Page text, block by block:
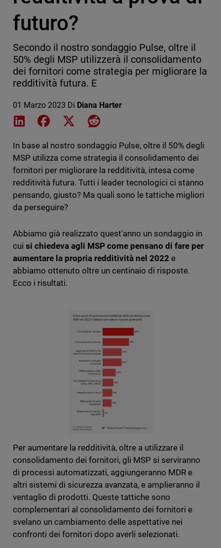
futuro?
Secondo il nostro sondaggio Pulse, oltre il
50% degli MSP utilizzerà il consolidamento
dei fornitori come strategia per migliorare la
redditività futura. E
01 Marzo 2023 Di Diana Harter
Share on LinkedIn
Share on Facebook
Share on XShare on Reddit
In base al nostro sondaggio Pulse, oltre il 50% degli
MSP utilizza come strategia il consolidamento dei
fornitori per migliorare la redditività, intesa come
redditività futura. Tutti i leader tecnologici ci stanno
pensando, giusto? Ma quali sono le tattiche migliori
da perseguire?
Abbiamo già realizzato quest'anno un sondaggio in
cui si chiedeva agli MSP come pensano di fare per
aumentare la propria redditività nel 2022 e
abbiamo ottenuto oltre un centinaio di risposte.
Ecco i risultati.
Per aumentare la redditività, oltre a utilizzare il
consolidamento dei fornitori, gli MSP si serviranno
di processi automatizzati, aggiungeranno MDR e
altri sistemi di sicurezza avanzata, e amplieranno il
ventaglio di prodotti. Queste tattiche sono
complementari al consolidamento dei fornitori e
svelano un cambiamento delle aspettative nei
confronti dei fornitori dopo averli selezionati.